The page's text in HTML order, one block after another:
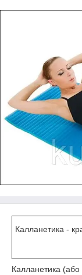
Калланетика -
Калланетика (або